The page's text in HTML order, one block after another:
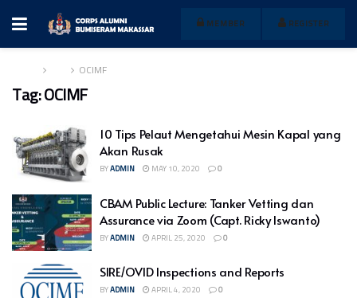
MEMBER REGISTER
OCIMF
Tag:OCIMF
10 Tips Pelaut Mengetahui Mesin Kapal yang
Akan Rusak
BYADMIN MAY 10, 2020 0
CBAM Public Lecture: Tanker Vetting dan
Assurance via Zoom (Capt. Ricky Iswanto)
BYADMIN APRIL 25, 2020 0
SIRE/OVID Inspections and Reports
BYADMIN APRIL 4, 2020 0